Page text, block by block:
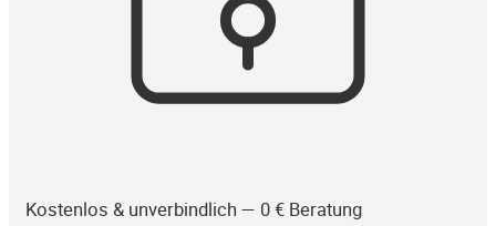
Kostenlos & unverbindlich — 0 € Beratung